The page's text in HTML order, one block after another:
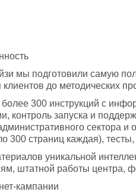
мы подготовили самую
клиентов до методических
300 инструкций с
контроль запуска и
сектора
300 страниц каждая),
уникальной
штатной работы центра,
кампании